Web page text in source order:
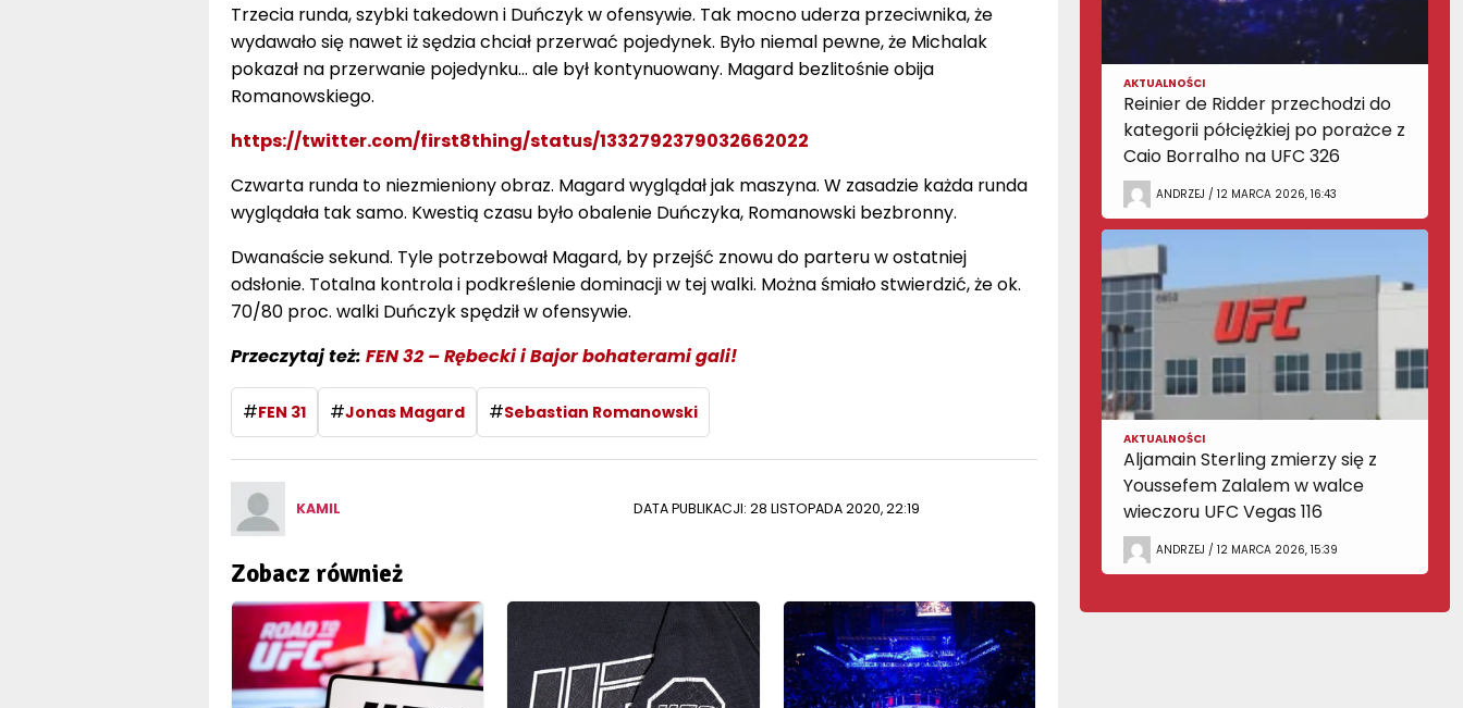
Trzecia runda, szybki takedown i Duńczyk w ofensywie. Tak mocno uderza przeciwnika, że
wydawało się nawet iż sędzia chciał przerwać pojedynek. Było niemal pewne, że Michalak
pokazał na przerwanie pojedynku… ale był kontynuowany. Magard bezlitośnie obija
Romanowskiego.
https://twitter.com/first8thing/status/1332792379032662022
Czwarta runda to niezmieniony obraz. Magard wyglądał jak maszyna. W zasadzie każda runda
wyglądała tak samo. Kwestią czasu było obalenie Duńczyka, Romanowski bezbronny.
Dwanaście sekund. Tyle potrzebował Magard, by przejść znowu do parteru w ostatniej
odsłonie. Totalna kontrola i podkreślenie dominacji w tej walki. Można śmiało stwierdzić, że ok.
70/80 proc. walki Duńczyk spędził w ofensywie.
Przeczytaj też: FEN 32 – Rębecki i Bajor bohaterami gali!
#FEN 31 #Jonas Magard #Sebastian Romanowski
KAMIL DATA PUBLIKACJI: 28 LISTOPADA 2020, 22:19
Zobacz również
AKTUALNOŚCI
Reinier de Ridder przechodzi do
kategorii półciężkiej po porażce z
Caio Borralho na UFC 326
ANDRZEJ / 12 MARCA 2026, 16:43
AKTUALNOŚCI
Aljamain Sterling zmierzy się z
Youssefem Zalalem w walce
wieczoru UFC Vegas 116
ANDRZEJ / 12 MARCA 2026, 15:39